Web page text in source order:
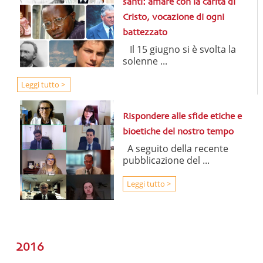
santi: amare con la carità di
Cristo, vocazione di ogni
battezzato
Il 15 giugno si è svolta la
solenne ...
Leggi tutto >
Rispondere alle sfide etiche e
bioetiche del nostro tempo
A seguito della recente
pubblicazione del ...
Leggi tutto >
2016